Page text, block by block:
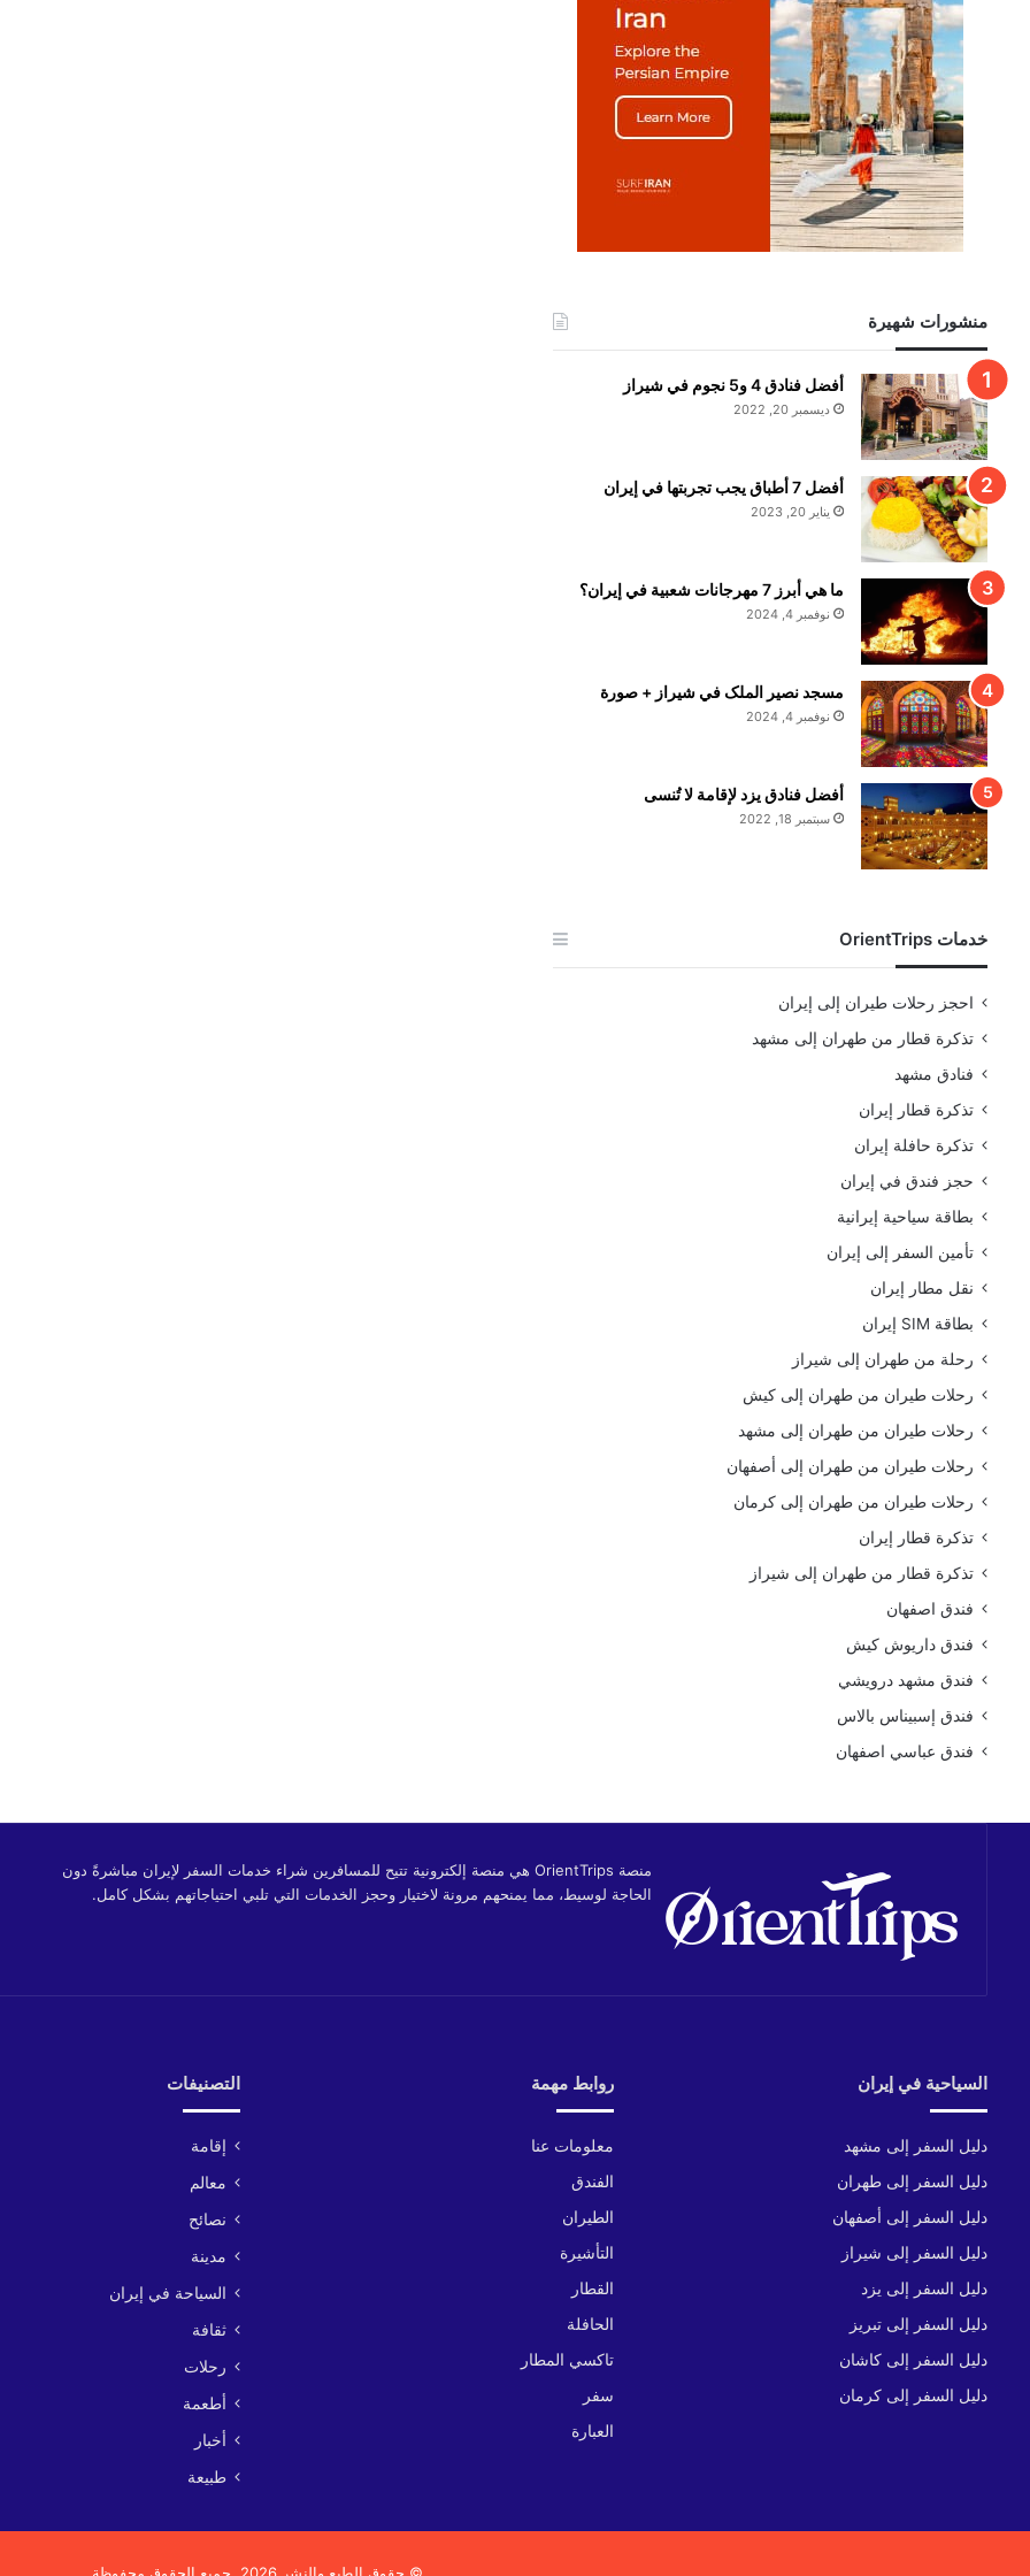
منشورات شهيرة
أفضل فنادق 4 و5 نجوم في شيراز
ديسمبر 20, 2022
أفضل 7 أطباق يجب تجربتها في إيران
يناير 20, 2023
ما هي أبرز 7 مهرجانات شعبية في إيران؟
نوفمبر 4, 2024
مسجد نصير الملک في شيراز + صورة
نوفمبر 4, 2024
أفضل فنادق يزد لإقامة لا تُنسى
سبتمبر 18, 2022
خدمات OrientTrips
احجز رحلات طيران إلى إيران
تذكرة قطار من طهران إلى مشهد
فنادق مشهد
تذكرة قطار إيران
تذكرة حافلة إيران
حجز فندق في إيران
بطاقة سياحية إيرانية
تأمين السفر إلى إيران
نقل مطار إيران
بطاقة SIM إيران
رحلة من طهران إلى شيراز
رحلات طيران من طهران إلى كيش
رحلات طيران من طهران إلى مشهد
رحلات طيران من طهران إلى أصفهان
رحلات طيران من طهران إلى كرمان
تذكرة قطار إيران
تذكرة قطار من طهران إلى شيراز
فندق اصفهان
فندق داريوش كيش
فندق مشهد درويشي
فندق إسبيناس بالاس
فندق عباسي اصفهان
منصة OrientTrips هي منصة إلكترونية تتيح للمسافرين شراء خدمات السفر لإيران مباشرةً دون
الحاجة لوسيط، مما يمنحهم مرونة لاختيار وحجز الخدمات التي تلبي احتياجاتهم بشكل كامل.
السياحية في إيران
دليل السفر إلى مشهد
دليل السفر إلى طهران
دليل السفر إلى أصفهان
دليل السفر إلى شيراز
دليل السفر إلى يزد
دليل السفر إلى تبريز
دليل السفر إلى كاشان
دليل السفر إلى كرمان
روابط مهمة
معلومات عنا
الفندق
الطيران
التأشيرة
القطار
الحافلة
تاكسي المطار
سفر
العبارة
التصنيفات
إقامة
معالم
نصائح
مدينة
السياحة في إيران
ثقافة
رحلات
أطعمة
أخبار
طبيعة